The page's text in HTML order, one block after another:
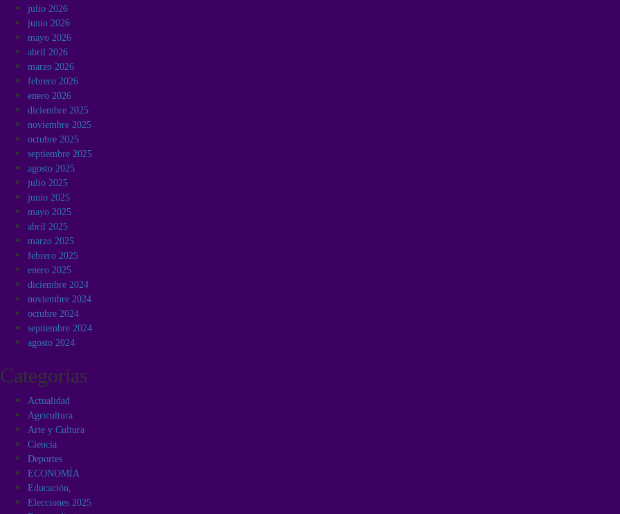
julio 2026
junio 2026
mayo 2026
abril 2026
marzo 2026
febrero 2026
enero 2026
diciembre 2025
noviembre 2025
octubre 2025
septiembre 2025
agosto 2025
julio 2025
junio 2025
mayo 2025
abril 2025
marzo 2025
febrero 2025
enero 2025
diciembre 2024
noviembre 2024
octubre 2024
septiembre 2024
agosto 2024
Categorías
Actualidad
Agricultura
Arte y Cultura
Ciencia
Deportes
ECONOMÍA
Educación,
Elecciones 2025